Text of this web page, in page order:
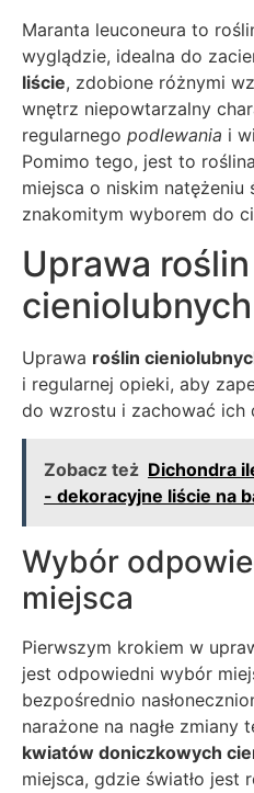
Maranta leuconeura to
wyglądzie, idealna do
liście, zdobione różnymi
wnętrz niepowtarzalny
regularnego podlewania i
Pomimo tego, jest to
miejsca o niskim natężeniu
znakomitym wyborem do
Uprawa roślin
cieniolubnych
Uprawa roślin
i regularnej opieki, aby
do wzrostu i zachować ich
Zobacz też Dichondra
- dekoracyjne liście na
Wybór
miejsca
Pierwszym krokiem w
jest odpowiedni wybór
bezpośrednio
narażone na nagłe zmiany
kwiatów doniczkowych
miejsca, gdzie światło jest